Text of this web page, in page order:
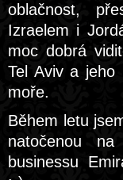
oblačnost,
Izraelem i
moc dobrá
Tel Aviv a jeho
moře.
Během letu
natočenou
businessu